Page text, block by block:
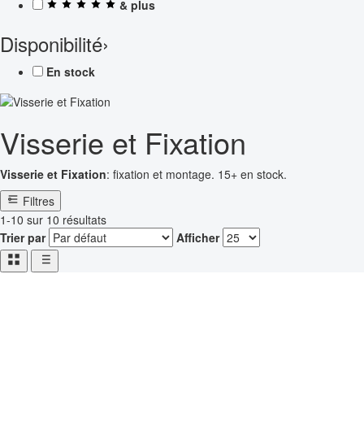
& plus
Disponibilité›
En stock
Visserie et Fixation
Visserie et Fixation: fixation et montage. 15+ en stock.
Filtres
1-10 sur 10 résultats
Trier par
Afficher